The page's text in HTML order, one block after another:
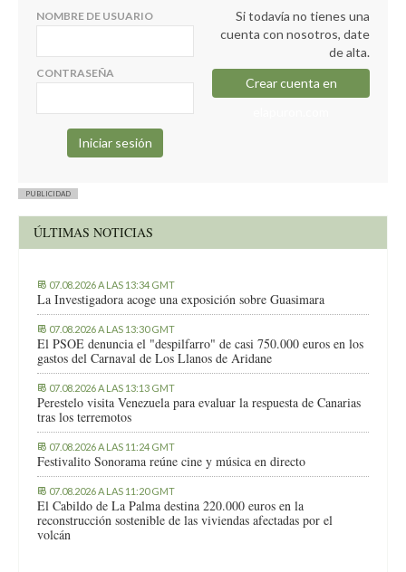
NOMBRE DE USUARIO
CONTRASEÑA
Si todavía no tienes una
cuenta con nosotros, date
de alta.
Crear cuenta en
PUBLICIDAD
ÚLTIMAS NOTICIAS
07.08.2026 A LAS 13:34 GMT
La Investigadora acoge una exposición sobre Guasimara
07.08.2026 A LAS 13:30 GMT
El PSOE denuncia el "despilfarro" de casi 750.000 euros en los
gastos del Carnaval de Los Llanos de Aridane
07.08.2026 A LAS 13:13 GMT
Perestelo visita Venezuela para evaluar la respuesta de Canarias
tras los terremotos
07.08.2026 A LAS 11:24 GMT
Festivalito Sonorama reúne cine y música en directo
07.08.2026 A LAS 11:20 GMT
El Cabildo de La Palma destina 220.000 euros en la
reconstrucción sostenible de las viviendas afectadas por el
volcán